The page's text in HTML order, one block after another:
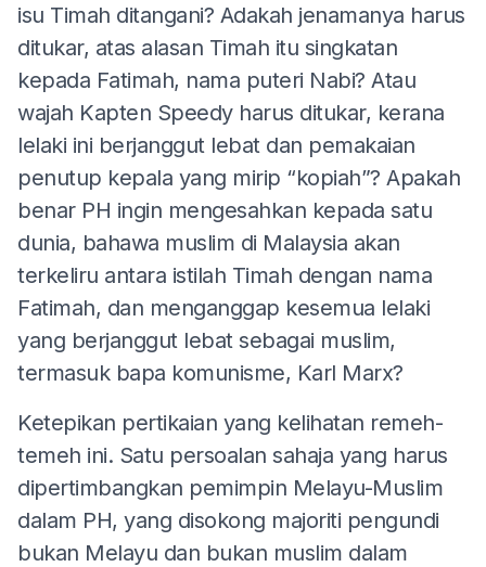
isu Timah ditangani? Adakah jenamanya harus
ditukar, atas alasan Timah itu singkatan
kepada Fatimah, nama puteri Nabi? Atau
wajah Kapten Speedy harus ditukar, kerana
lelaki ini berjanggut lebat dan pemakaian
penutup kepala yang mirip “kopiah”? Apakah
benar PH ingin mengesahkan kepada satu
dunia, bahawa muslim di Malaysia akan
terkeliru antara istilah Timah dengan nama
Fatimah, dan menganggap kesemua lelaki
yang berjanggut lebat sebagai muslim,
termasuk bapa komunisme, Karl Marx?
Ketepikan pertikaian yang kelihatan remeh-
temeh ini. Satu persoalan sahaja yang harus
dipertimbangkan pemimpin Melayu-Muslim
dalam PH, yang disokong majoriti pengundi
bukan Melayu dan bukan muslim dalam